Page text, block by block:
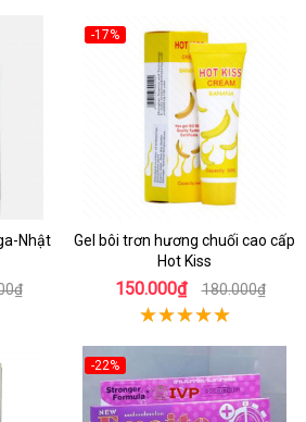
Nhật
-17%
Gel bôi trơn hương chuối cao cấp
Hot Kiss
150.000₫ 180.000₫
-22%